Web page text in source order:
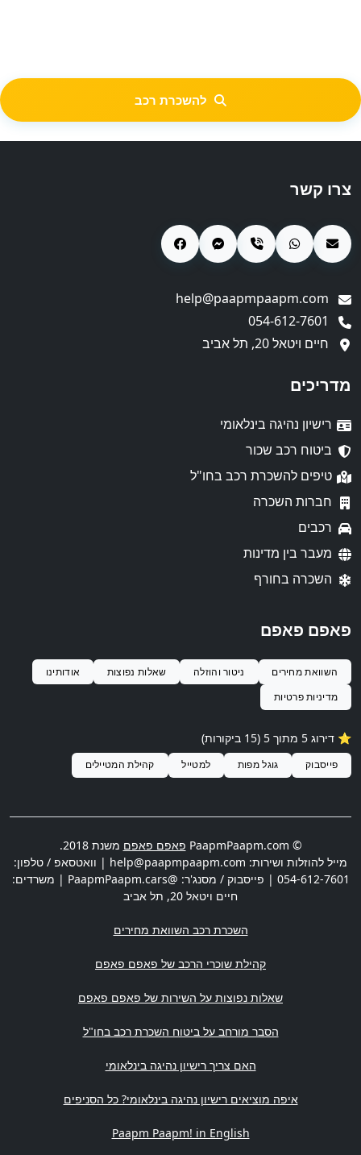
להשכרת רכב
צרו קשר
חיים ויטאל 20, תל אביב
מדריכים
רישיון נהיגה בינלאומי
ביטוח רכב שכור
טיפים להשכרת רכב בחו"ל
חברות השכרה
רכבים
מעבר בין מדינות
השכרה בחורף
פאפם פאפם
השוואת מחירים ניטור והוזלה שאלות נפוצות
אודותינו
מדיניות פרטיות
⭐️ דירוג 5 מתוך 5 (15 ביקורות)
פייסבוק גוגל מפות למטייל קהילת המטיילים
© PaapmPaapm.com פאפם פאפם משנת 2018.
מייל להוזלות ושירות: help@paapmpaapm.com | וואטסאפ / טלפון:
054-612-7601 | פייסבוק / מסנג'ר: @PaapmPaapm.cars | משרדים:
חיים ויטאל 20
, תל אביב
השכרת רכב השוואת מחירים
קהילת שוכרי הרכב של פאפם פאפם
שאלות נפוצות על השירות של פאפם פאפם
הסבר מורחב על ביטוח השכרת רכב בחו"ל
האם צריך רישיון נהיגה בינלאומי
איפה מוציאים רישיון נהיגה בינלאומי? כל הסניפים
Paapm Paapm! in English